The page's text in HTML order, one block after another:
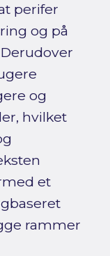
perifer
og på
og
hvilket
et
rammer